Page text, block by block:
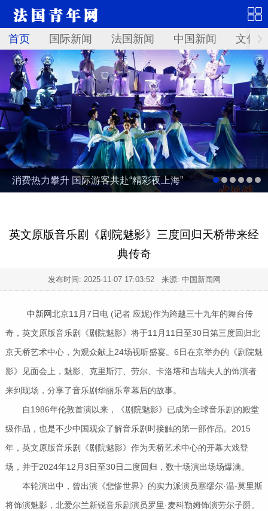
首页 国际新闻 法国新闻 中国新闻 文化
消费热力攀升 国际游客共赴“精彩夜上海”
英文原版音乐剧《剧院魅影》三度回归天桥带来经
典传奇
发布时间: 2025-11-07 17:03:52来源: 中国新闻网
中新网北京11月7日电 (记者 应妮)作为跨越三十九年的舞台传
奇，英文原版音乐剧《剧院魅影》将于11月11日至30日第三度回归北
京天桥艺术中心，为观众献上24场视听盛宴。6日在京举办的《剧院魅
影》见面会上，魅影、克里斯汀、劳尔、卡洛塔和吉瑞夫人的饰演者
来到现场，分享了音乐剧华丽乐章幕后的故事。
自1986年伦敦首演以来，《剧院魅影》已成为全球音乐剧的殿堂
级作品，也是不少中国观众了解音乐剧时接触的第一部作品。2015
年，英文原版音乐剧《剧院魅影》作为天桥艺术中心的开幕大戏登
场，并于2024年12月3日至30日二度回归，数十场演出场场爆满。
本轮演出中，曾出演《悲惨世界》的实力派演员塞缪尔·温-莫里斯
将饰演魅影，北爱尔兰新锐音乐剧演员罗里·麦科勒姆饰演劳尔子爵。